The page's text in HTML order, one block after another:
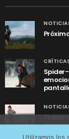
Tráiler
detrás
Utilizamos los